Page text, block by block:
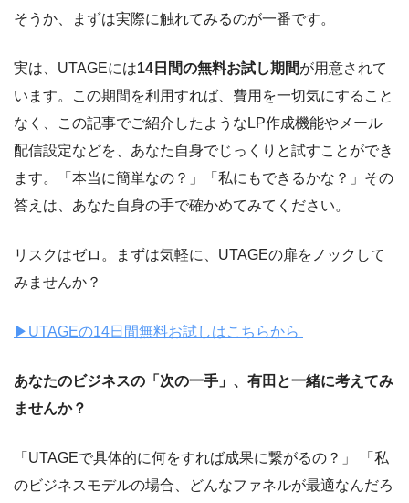
そうか、まずは実際に触れてみるのが一番です。
実は、UTAGEには14日間の無料お試し期間が用意されて
います。この期間を利用すれば、費用を一切気にすること
なく、この記事でご紹介したようなLP作成機能やメール
配信設定などを、あなた自身でじっくりと試すことができ
ます。「本当に簡単なの？」「私にもできるかな？」その
答えは、あなた自身の手で確かめてみてください。
リスクはゼロ。まずは気軽に、UTAGEの扉をノックして
みませんか？
▶UTAGEの14日間無料お試しはこちらから
あなたのビジネスの「次の一手」、有田と一緒に考えてみ
ませんか？
「UTAGEで具体的に何をすれば成果に繋がるの？」 「私
のビジネスモデルの場合、どんなファネルが最適なんだろ